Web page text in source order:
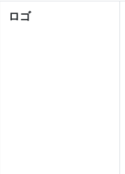
ロゴ